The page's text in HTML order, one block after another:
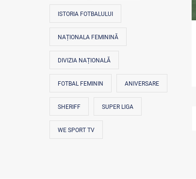
ISTORIA FOTBALULUI
NAȚIONALA FEMININĂ
DIVIZIA NAȚIONALĂ
FOTBAL FEMININ ANIVERSARE
SHERIFF SUPER LIGA
WE SPORT TV